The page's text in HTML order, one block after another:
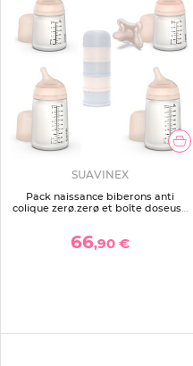
SUAVINEX
Pack naissance biberons anti
colique zerø.zerø et boîte doseuse
66,90 €